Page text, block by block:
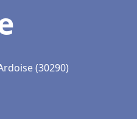
(30290)